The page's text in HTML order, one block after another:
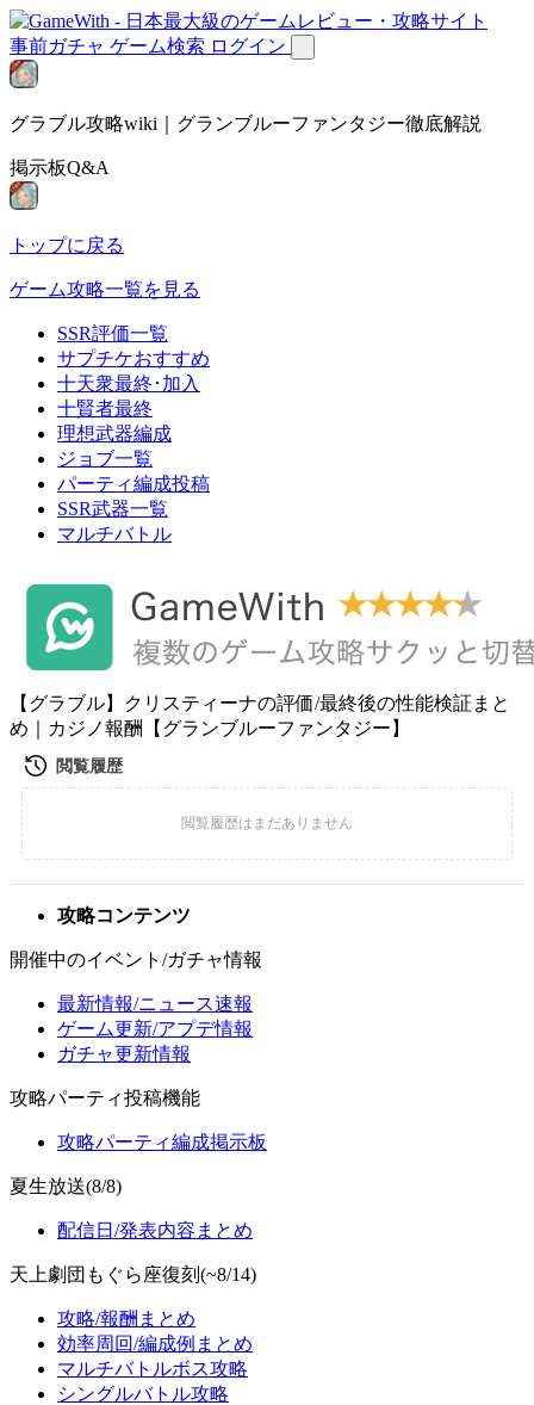
事前ガチャ ゲーム検索 ログイン
グラブル攻略wiki｜グランブルーファンタジー徹底解説
掲示板Q&A
トップに戻る
ゲーム攻略一覧を見る
SSR評価一覧
サプチケおすすめ
十天衆最終･加入
十賢者最終
理想武器編成
ジョブ一覧
パーティ編成投稿
SSR武器一覧
マルチバトル
【グラブル】クリスティーナの評価/最終後の性能検証まと
め｜カジノ報酬【グランブルーファンタジー】
攻略コンテンツ
開催中のイベント/ガチャ情報
最新情報/ニュース速報
ゲーム更新/アプデ情報
ガチャ更新情報
攻略パーティ投稿機能
攻略パーティ編成掲示板
夏生放送(8/8)
配信日/発表内容まとめ
天上劇団もぐら座復刻(~8/14)
攻略/報酬まとめ
効率周回/編成例まとめ
マルチバトルボス攻略
シングルバトル攻略